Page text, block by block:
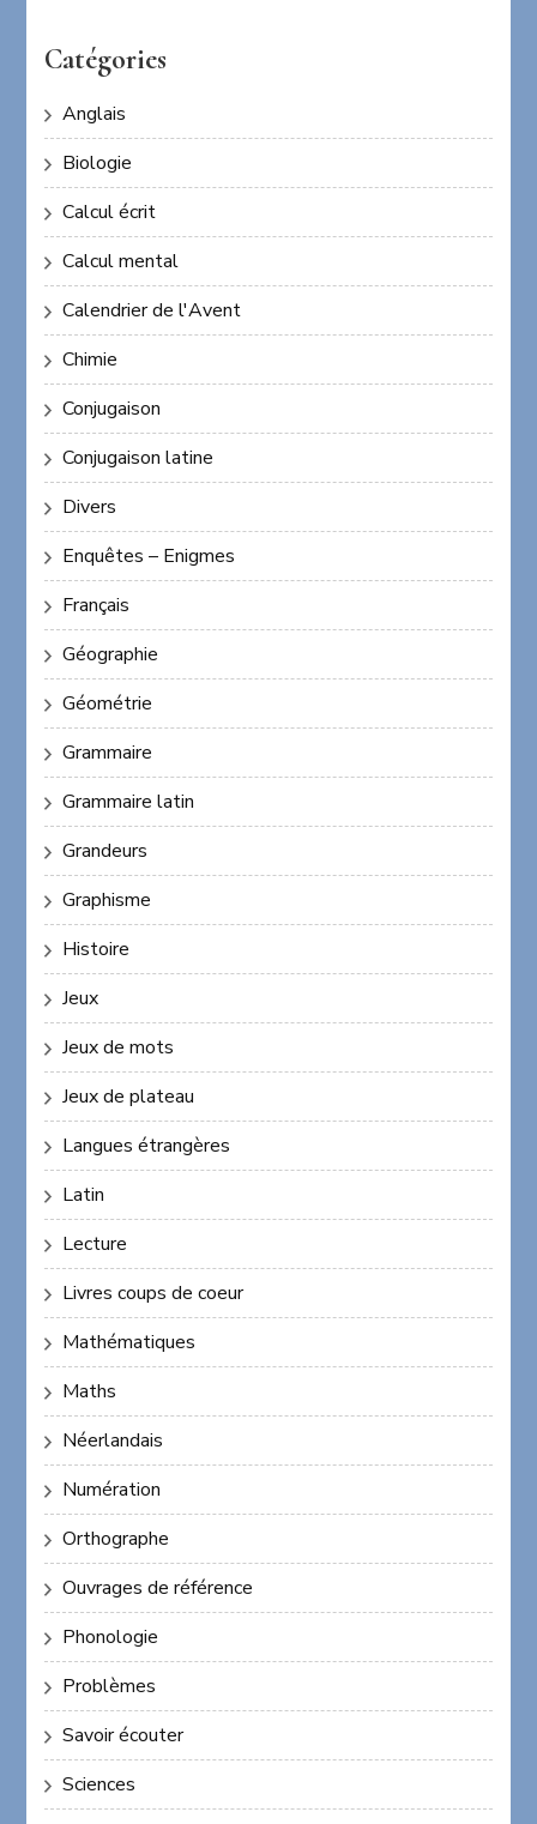
Catégories
Anglais
Biologie
Calcul écrit
Calcul mental
Calendrier de l'Avent
Chimie
Conjugaison
Conjugaison latine
Divers
Enquêtes – Enigmes
Français
Géographie
Géométrie
Grammaire
Grammaire latin
Grandeurs
Graphisme
Histoire
Jeux
Jeux de mots
Jeux de plateau
Langues étrangères
Latin
Lecture
Livres coups de coeur
Mathématiques
Maths
Néerlandais
Numération
Orthographe
Ouvrages de référence
Phonologie
Problèmes
Savoir écouter
Sciences